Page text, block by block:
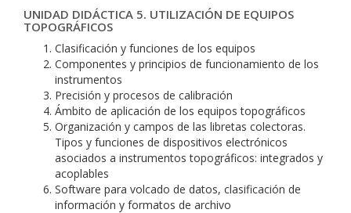
UNIDAD DIDÁCTICA 5. UTILIZACIÓN DE EQUIPOS
TOPOGRÁFICOS
Clasificación y funciones de los equipos
Componentes y principios de funcionamiento de los
instrumentos
Precisión y procesos de calibración
Ámbito de aplicación de los equipos topográficos
Organización y campos de las libretas colectoras.
Tipos y funciones de dispositivos electrónicos
asociados a instrumentos topográficos: integrados y
acoplables
Software para volcado de datos, clasificación de
información y formatos de archivo